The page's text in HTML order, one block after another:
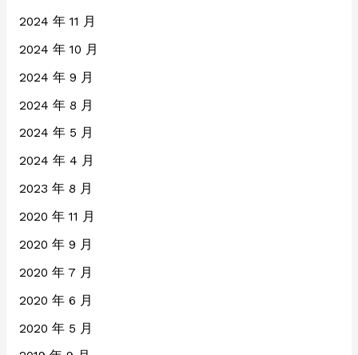
2024 年 11 月
2024 年 10 月
2024 年 9 月
2024 年 8 月
2024 年 5 月
2024 年 4 月
2023 年 8 月
2020 年 11 月
2020 年 9 月
2020 年 7 月
2020 年 6 月
2020 年 5 月